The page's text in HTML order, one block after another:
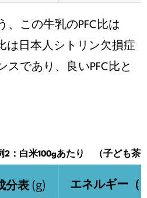
、この牛乳のPFC比は
は日本人シトリン欠損症
スであり、良いPFC比と
2：白米100gあたり （子ども茶
分表(g) エネルギー（